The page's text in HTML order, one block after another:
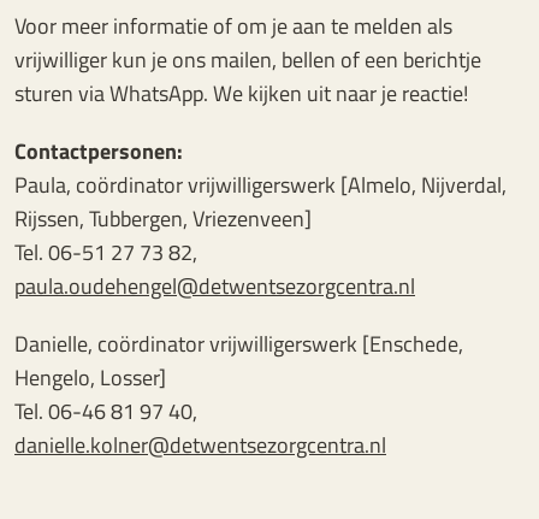
Voor meer informatie of om je aan te melden als
vrijwilliger kun je ons mailen, bellen of een berichtje
sturen via WhatsApp. We kijken uit naar je reactie!
Contactpersonen:
Paula, coördinator vrijwilligerswerk [Almelo, Nijverdal,
Rijssen, Tubbergen, Vriezenveen]
Tel. 06-51 27 73 82,
paula.oudehengel@detwentsezorgcentra.nl
Danielle, coördinator vrijwilligerswerk [Enschede,
Hengelo, Losser]
Tel. 06-46 81 97 40,
danielle.kolner@detwentsezorgcentra.nl